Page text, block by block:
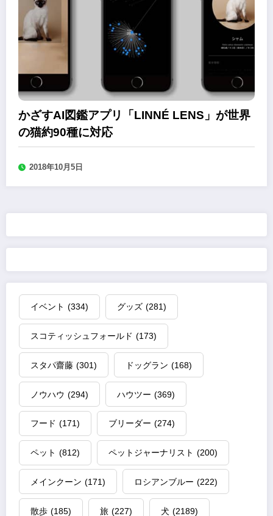
かざすAI図鑑アプリ「LINNÉ LENS」が世界
の猫約90種に対応
2018年10月5日
イベント (334) グッズ (281)
スコティッシュフォールド (173)
スタパ齋藤 (301) ドッグラン (168)
ノウハウ (294) ハウツー (369)
フード (171) ブリーダー (274)
ペット (812) ペットジャーナリスト (200)
メインクーン (171) ロシアンブルー (222)
散歩 (185) 旅 (227) 犬 (2189)